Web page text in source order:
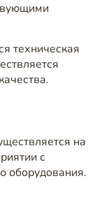
техническая
на
с
оборудования.